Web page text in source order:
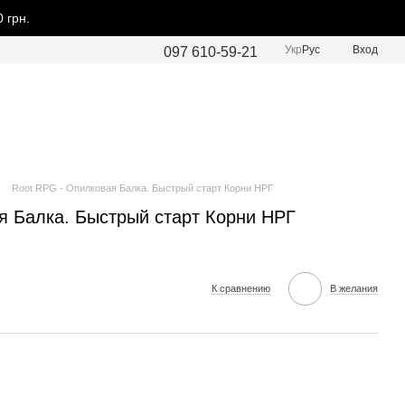
097 610-59-21 Укр Рус Вход
Root RPG - Опилковая Балка. Быстрый старт Корни НРГ
Балка. Быстрый старт Корни НРГ
К сравнению В желания